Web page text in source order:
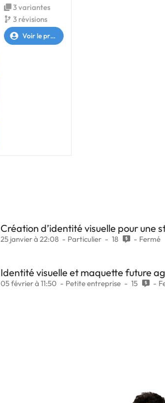
3 variantes
3 révisions
Voir le profil
Création d’identité visuelle pour une
25 janvier à 22:08 Particulier 18 Fermé
Identité visuelle et maquette future
05 février à 11:50 Petite entreprise 15